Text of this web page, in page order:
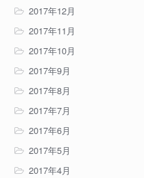
2017年12月
2017年11月
2017年10月
2017年9月
2017年8月
2017年7月
2017年6月
2017年5月
2017年4月